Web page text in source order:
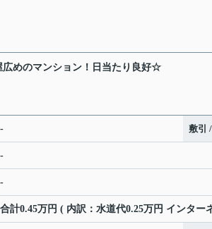
広めのマンション！日当たり良好☆
- 敷引
-
-
合計0.45万円 ( 内訳：水道代0.25万円 インター